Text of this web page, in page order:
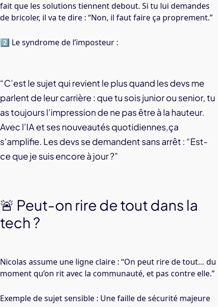
fait que les solutions tiennent debout. Si tu lui demandes
de bricoler, il va te dire : “Non, il faut faire ça proprement.”
2️⃣ Le syndrome de l’imposteur :
“C’est le sujet qui revient le plus quand les devs me
parlent de leur carrière : que tu sois junior ou senior, tu
as toujours l’impression de ne pas être à la hauteur.
Avec l’IA et ses nouveautés quotidiennes,ça
s’amplifie. Les devs se demandent sans arrêt : “Est-
ce que je suis encore à jour ?”
🚨 Peut-on rire de tout dans la
tech ?
Nicolas assume une ligne claire : “On peut rire de tout… du
moment qu’on rit avec la communauté, et pas contre elle.”
Exemple de sujet sensible : Une faille de sécurité majeure